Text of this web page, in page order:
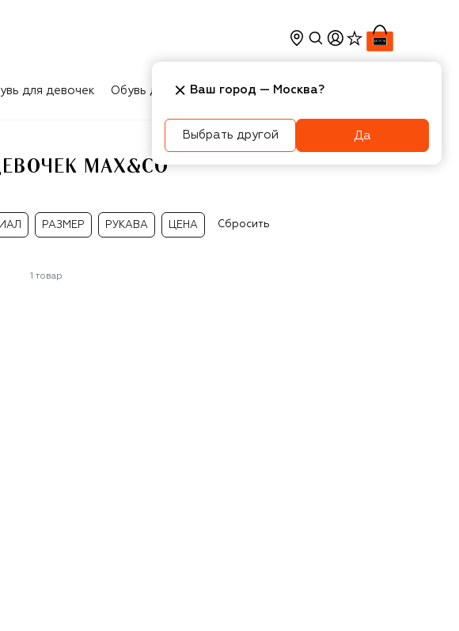
для девочек Обувь для мальчиков Игрушки Аксесcуары
MAX&CO
РАЗМЕР РУКАВА ЦЕНА Сбросить
1 товар
Ваш город — Москва?
Выбрать другой Да